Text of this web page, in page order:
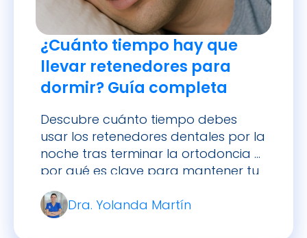
¿Cuánto tiempo hay que
llevar retenedores para
dormir? Guía completa
Descubre cuánto tiempo debes
usar los retenedores dentales por la
noche tras terminar la ortodoncia y
por qué es clave para mantener tu
sonrisa alineada.
Dra. Yolanda Martín